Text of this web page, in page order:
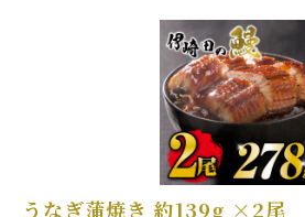
うなぎ蒲焼き 約139g ×2尾